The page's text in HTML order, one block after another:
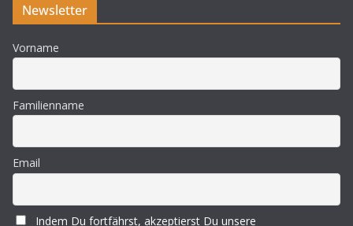
Newsletter
Vorname
Familienname
Email
Indem Du fortfährst, akzeptierst Du unsere